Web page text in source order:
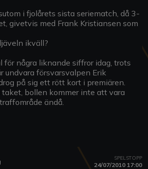
i fjolårets sista seriematch, då 3-
givetvis med Frank Kristiansen som
ikväll?
för några liknande siffror idag, trots
undvara försvarsvalpen Erik
på sig ett rött kort i premiären.
bollen kommer inte att vara
ändå.
SPELSTOPP
24/07/2010 17:00